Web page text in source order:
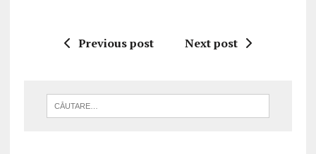
Previous post Next post